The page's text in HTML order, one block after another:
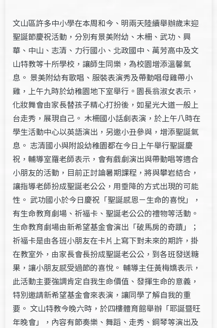
文山區許多中小學在本周和今、明兩天陸續舉辦歲末迎
聖誕節慶祝活動，分別有景美附幼、木柵、武功、興
華、中山、志清、力行國小、北政國中、萬芳高中及文
山特教等十所學校，讓師生同樂，為校園增添溫馨氣
息。 景美附幼有歌唱、服裝表演秀及帶動唱母雞帶小
雞，上午九時於幼稚園地下室舉行。園長翁淑女表示，
化妝舞會由家長替孩子精心打扮後，如星光大道一般上
台走秀，展現自己。 木柵國小話劇表演，於上午八時在
學生活動中心以英語演出，另邀小丑參與，增添聖誕氣
息。 志清國小與附設幼稚園都在今日上午舉行聖誕慶
祝，輔導室羅老師表示，會有戲劇演出與帶動唱等適合
小朋友的活動，目前正討論暑期課程，將與攀岩結合，
讓指導老師扮成聖誕老公公，用垂降的方式出現的可能
性。 武功國小於今日慶祝「聖誕感恩－生命的喜悅」，
有生命教育劇場、祈福卡、聖誕老公公的禮物等活動。
生命教育劇場由新希望基金會演出「破馬房的奇蹟」；
祈福卡是由各班小朋友在卡片上寫下對未來的期許，掛
在教室外，由家長會長扮成聖誕老公公，到各班發送糖
果，讓小朋友感受過節的喜悅。 輔導主任黃梅嬌表示，
此活動主要強調肯定自我生命價值、發揮生命的意義，
特別邀請新希望基金會來表演，讓同學了解自我的重
要。 文山特教今晚六時，於四樓體育館舉辦「耶誕暨旺
年晚會」，內容有節奏樂、舞蹈、走秀、鋼琴等演出及